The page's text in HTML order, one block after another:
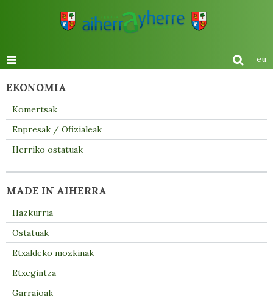
eu
EKONOMIA
Komertsak
Enpresak / Ofizialeak
Herriko ostatuak
MADE IN AIHERRA
Hazkurria
Ostatuak
Etxaldeko mozkinak
Etxegintza
Garraioak